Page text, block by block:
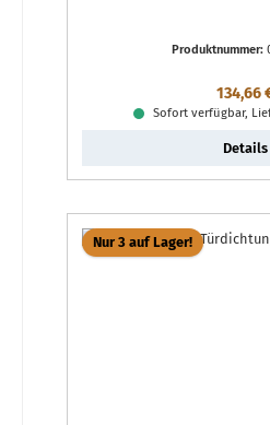
Produktnummer:
134,66
Sofort verfügbar,
Details
Nur 3 auf Lager!